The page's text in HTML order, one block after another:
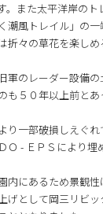
。また太平洋岸の
潮風トレイル」の
折々の草花を楽し
軍のレーダー設備
も５０年以上前と
り一部破損しえぐ
Ｏ - ＥＰＳにより埋
内にあるため景観
げとして岡三リビ